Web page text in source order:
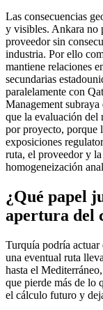
Las consecuencias
y visibles. Ankara no
proveedor sin
industria. Por ello
mantiene relaciones
secundarias
paralelamente con
Management
que la evaluación
por proyecto, porque
exposiciones
ruta, el proveedor y
homogeneización
¿Qué papel
apertura del
Turquía podría
una eventual ruta
hasta el
que pierde más de lo
el cálculo futuro y